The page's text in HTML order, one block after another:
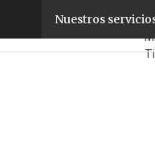
Nuestros
pirateaba software